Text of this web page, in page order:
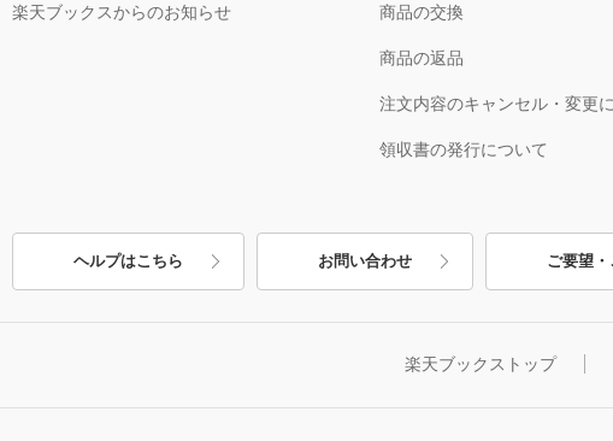
楽天ブックスからのお知らせ 商品の交換
商品の返品
注文内容のキャンセル・変更
領収書の発行について
ヘルプはこちら お問い合わせ ご要望
楽天ブックストップ